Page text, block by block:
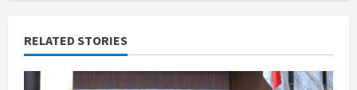
RELATED STORIES